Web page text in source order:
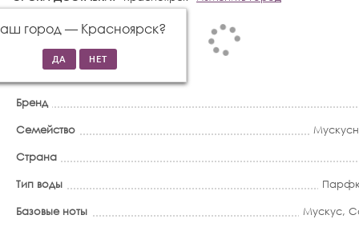
город — Красноярск?
Бренд
Семейство
Страна
Тип воды
Базовые ноты
Мускус,